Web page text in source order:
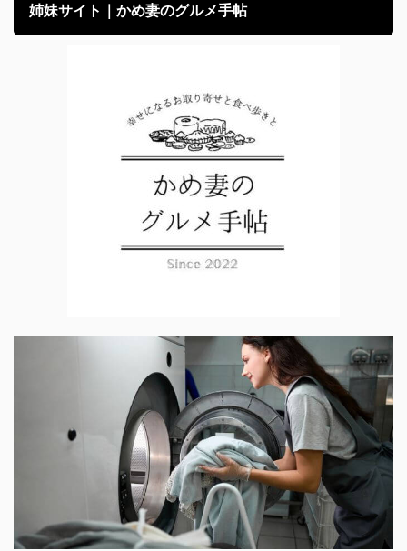
姉妹サイト｜かめ妻のグルメ手帖